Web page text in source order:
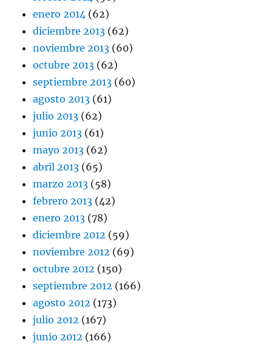
enero 2014 (62)
diciembre 2013 (62)
noviembre 2013 (60)
octubre 2013 (62)
septiembre 2013 (60)
agosto 2013 (61)
julio 2013 (62)
junio 2013 (61)
mayo 2013 (62)
abril 2013 (65)
marzo 2013 (58)
febrero 2013 (42)
enero 2013 (78)
diciembre 2012 (59)
noviembre 2012 (69)
octubre 2012 (150)
septiembre 2012 (166)
agosto 2012 (173)
julio 2012 (167)
junio 2012 (166)